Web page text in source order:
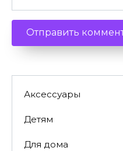
Аксессуары
Детям
Для дома